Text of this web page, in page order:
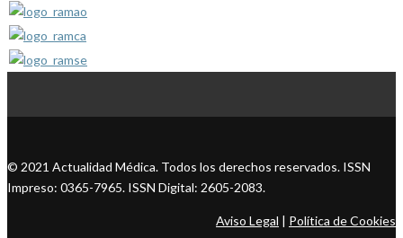
© 2021 Actualidad Médica. Todos los derechos reservados. ISSN
Impreso: 0365-7965. ISSN Digital: 2605-2083.
Aviso Legal | Política de Cookies